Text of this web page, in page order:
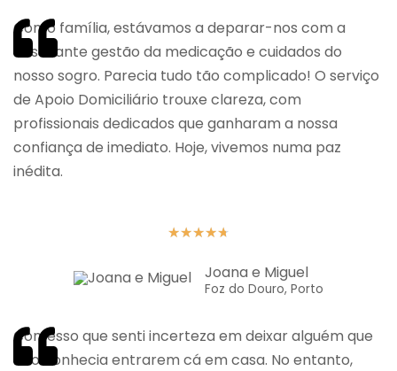
Como família, estávamos a deparar-nos com a
desafiante gestão da medicação e cuidados do
nosso sogro. Parecia tudo tão complicado! O serviço
de Apoio Domiciliário trouxe clareza, com
profissionais dedicados que ganharam a nossa
confiança de imediato. Hoje, vivemos numa paz
inédita.
★★★★★
Joana e Miguel
Foz do Douro, Porto
Confesso que senti incerteza em deixar alguém que
não conhecia entrarem cá em casa. No entanto,